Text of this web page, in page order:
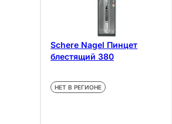
Schere Nagel Пинцет
блестящий 380
НЕТ В РЕГИОНЕ